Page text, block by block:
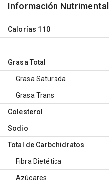
Información Nutrimental
Calorías 110
Grasa Total
Grasa Saturada
Grasa Trans
Colesterol
Sodio
Total de Carbohidratos
Fibra Dietética
Azúcares